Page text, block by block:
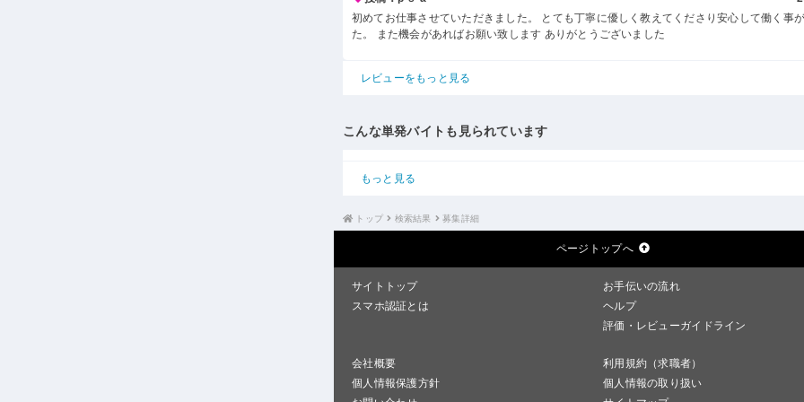
初めてお仕事させていただきました。 とても丁寧に優しく教えてくださり安心して働く事
た。 また機会があればお願い致します ありがとうございました
レビューをもっと見る
こんな単発バイトも見られています
もっと見る
トップ 検索結果 募集詳細
ページトップへ
サイトトップ
お手伝いの流れ
スマホ認証とは
ヘルプ
評価・レビューガイドライン
会社概要
利用規約（求職者）
個人情報保護方針
個人情報の取り扱い